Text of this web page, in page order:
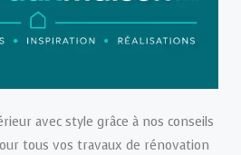
avec style grâce à nos conseils
tous vos travaux de rénovation